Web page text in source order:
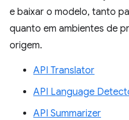
e baixar o modelo, tanto
quanto em ambientes de
origem.
API Translator
API Language
API Summarizer